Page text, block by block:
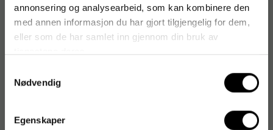
annonsering og analysearbeid, som kan kombinere den
med annen informasjon du har gjort tilgjengelig for dem,
eller som de har samlet inn gjennom din bruk av
Nødvendig
Egenskaper
- BESTILLINGSENHET: Kartong med 12 poser á 500g
Originalnummer